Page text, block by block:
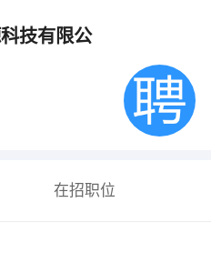
技有限公
在招职位